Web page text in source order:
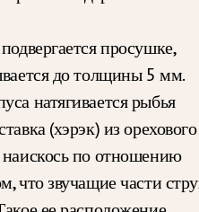
просушке,
до толщины 5 мм.
натягивается рыбья
(хэрэк) из орехового
наискось по отношению
что звучащие части